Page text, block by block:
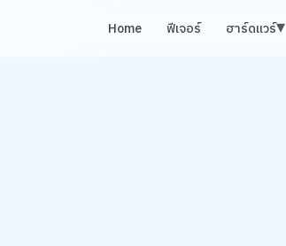
Home ฟีเจอร์ ฮาร์ดแวร์▾